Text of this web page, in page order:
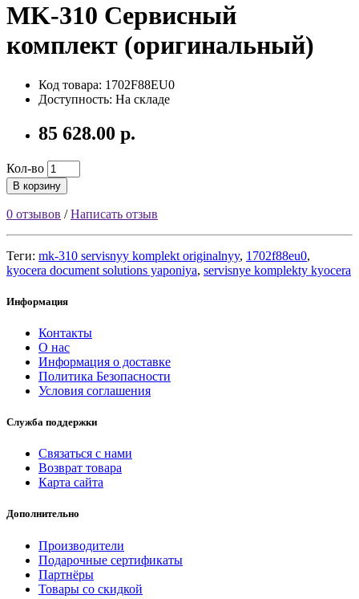
MK-310 Сервисный
комплект (оригинальный)
Код товара: 1702F88EU0
Доступность: На складе
85 628.00 р.
Кол-во
В корзину
0 отзывов /Написать отзыв
Теги: mk-310 servisnyy komplekt originalnyy, 1702f88eu0,
kyocera document solutions yaponiya, servisnye komplekty kyocera
Информация
Контакты
О нас
Информация о доставке
Политика Безопасности
Условия соглашения
Служба поддержки
Связаться с нами
Возврат товара
Карта сайта
Дополнительно
Производители
Подарочные сертификаты
Партнёры
Товары со скидкой